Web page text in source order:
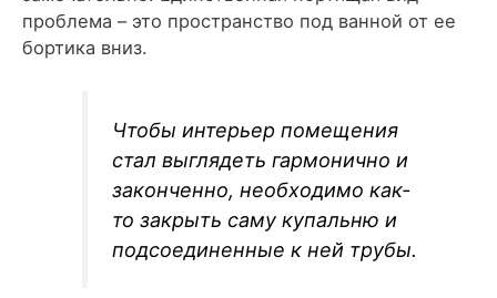
проблема – это пространство под ванной от ее
бортика вниз.
Чтобы интерьер помещения
стал выглядеть гармонично и
законченно, необходимо как-
то закрыть саму купальню и
подсоединенные к ней трубы.